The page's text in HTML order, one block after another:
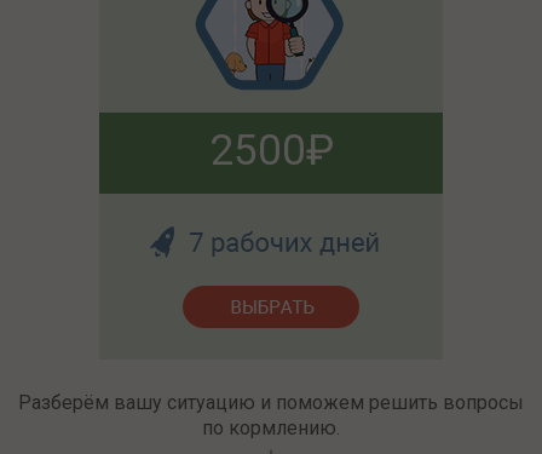
2500
Разберём вашу ситуацию и поможем решить вопросы
по кормлению.